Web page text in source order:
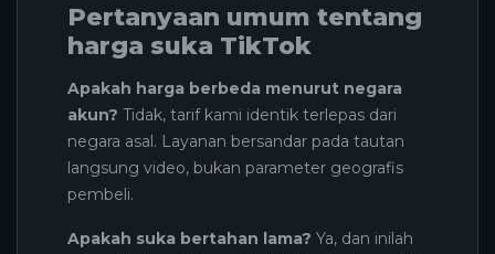
Pertanyaan umum tentang
harga suka TikTok
Apakah harga berbeda menurut negara
akun? Tidak, tarif kami identik terlepas dari
negara asal. Layanan bersandar pada tautan
langsung video, bukan parameter geografis
pembeli.
Apakah suka bertahan lama? Ya, dan inilah